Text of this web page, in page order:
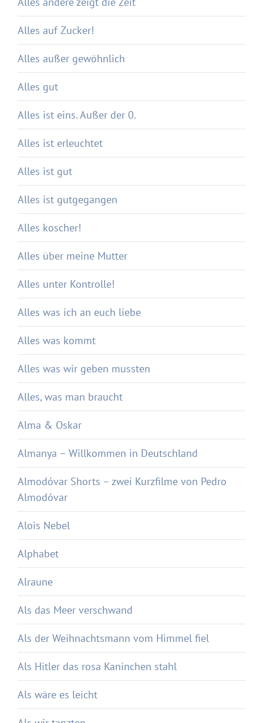
Alles auf Zucker!
Alles außer gewöhnlich
Alles gut
Alles ist eins. Außer der 0.
Alles ist erleuchtet
Alles ist gut
Alles ist gutgegangen
Alles koscher!
Alles über meine Mutter
Alles unter Kontrolle!
Alles was ich an euch liebe
Alles was kommt
Alles was wir geben mussten
Alles, was man braucht
Alma & Oskar
Almanya – Willkommen in Deutschland
Almodóvar Shorts – zwei Kurzfilme von Pedro
Almodóvar
Alois Nebel
Alphabet
Alraune
Als das Meer verschwand
Als der Weihnachtsmann vom Himmel fiel
Als Hitler das rosa Kaninchen stahl
Als wäre es leicht